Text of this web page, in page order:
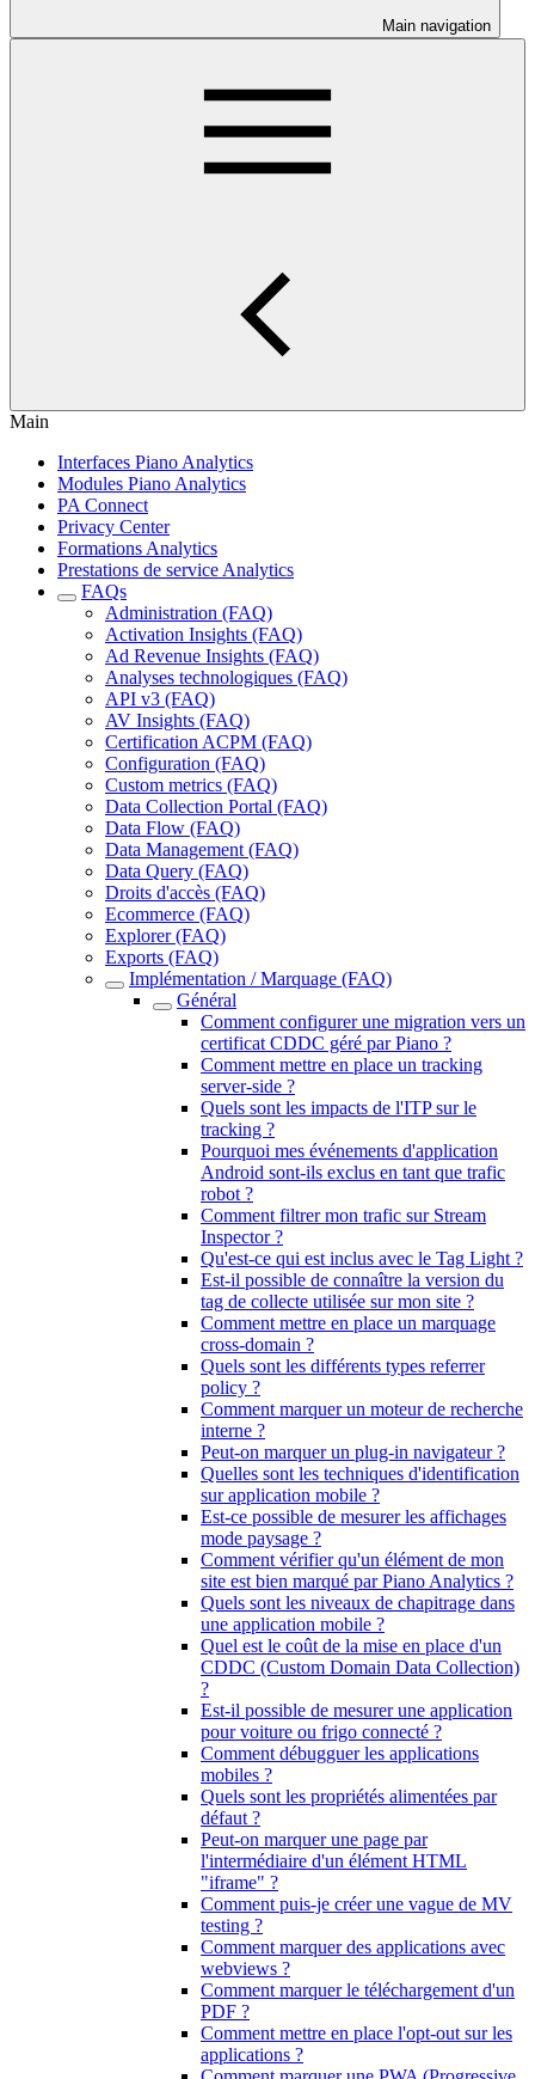
Main navigation
Main
Interfaces Piano Analytics
Modules Piano Analytics
PA Connect
Privacy Center
Formations Analytics
Prestations de service Analytics
FAQs
Administration (FAQ)
Activation Insights (FAQ)
Ad Revenue Insights (FAQ)
Analyses technologiques (FAQ)
API v3 (FAQ)
AV Insights (FAQ)
Certification ACPM (FAQ)
Configuration (FAQ)
Custom metrics (FAQ)
Data Collection Portal (FAQ)
Data Flow (FAQ)
Data Management (FAQ)
Data Query (FAQ)
Droits d'accès (FAQ)
Ecommerce (FAQ)
Explorer (FAQ)
Exports (FAQ)
Implémentation / Marquage (FAQ)
Général
Comment configurer une migration vers un
certificat CDDC géré par Piano ?
Comment mettre en place un tracking
server-side ?
Quels sont les impacts de l'ITP sur le
tracking ?
Pourquoi mes événements d'application
Android sont-ils exclus en tant que trafic
robot ?
Comment filtrer mon trafic sur Stream
Inspector ?
Qu'est-ce qui est inclus avec le Tag Light ?
Est-il possible de connaître la version du
tag de collecte utilisée sur mon site ?
Comment mettre en place un marquage
cross-domain ?
Quels sont les différents types referrer
policy ?
Comment marquer un moteur de recherche
interne ?
Peut-on marquer un plug-in navigateur ?
Quelles sont les techniques d'identification
sur application mobile ?
Est-ce possible de mesurer les affichages
mode paysage ?
Comment vérifier qu'un élément de mon
site est bien marqué par Piano Analytics ?
Quels sont les niveaux de chapitrage dans
une application mobile ?
Quel est le coût de la mise en place d'un
CDDC (Custom Domain Data Collection)
?
Est-il possible de mesurer une application
pour voiture ou frigo connecté ?
Comment débugguer les applications
mobiles ?
Quels sont les propriétés alimentées par
défaut ?
Peut-on marquer une page par
l'intermédiaire d'un élément HTML
"iframe" ?
Comment puis-je créer une vague de MV
testing ?
Comment marquer des applications avec
webviews ?
Comment marquer le téléchargement d'un
PDF ?
Comment mettre en place l'opt-out sur les
applications ?